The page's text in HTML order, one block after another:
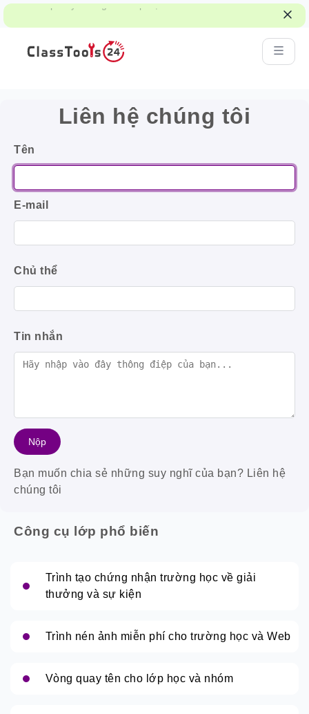
công việc nhóm và những quyết định công
bằng.
Liên hệ chúng tôi
Tên
E-mail
Chủ thể
Tin nhắn
Bạn muốn chia sẻ những suy nghĩ của bạn? Liên hệ
chúng tôi
Công cụ lớp phổ biến
Trình tạo chứng nhận trường học về giải
thưởng và sự kiện
Trình nén ảnh miễn phí cho trường học và Web
Vòng quay tên cho lớp học và nhóm